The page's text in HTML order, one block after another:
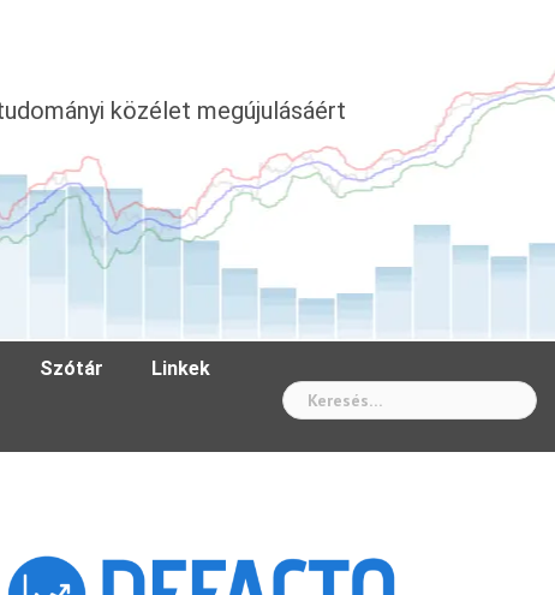
közélet megújulásáért
Szótár Linkek